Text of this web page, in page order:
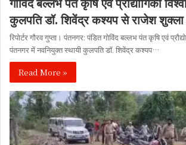
कुलपति डॉ. शिवेंद्र कश्यप से राजेश
रिपोर्टर गौरव गुप्ता। पंतनगर: पंडित गोविंद बल्लभ पंत कृषि एवं
पंतनगर में नवनियुक्त स्थायी कुलपति डॉ. शिवेंद्र कश्यप…
Read More »